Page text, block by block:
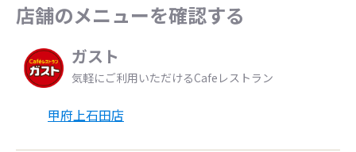
店舗のメニューを確認する
ガスト
気軽にご利用いただけるCafeレストラン
甲府上石田店